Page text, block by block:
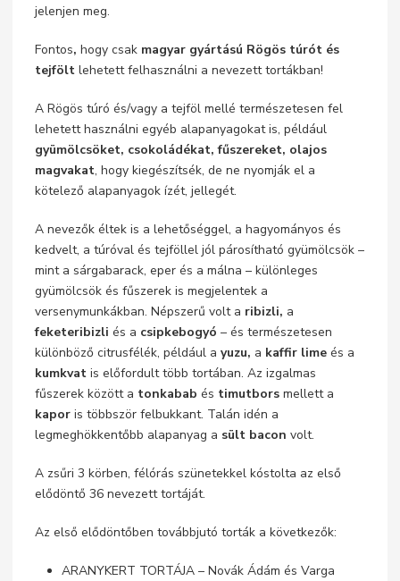
jelenjen meg.
Fontos,hogy csak magyar gyártású Rögös túrót és
tejföltlehetett felhasználni a nevezett tortákban!
A Rögös túró és/vagy a tejföl mellé természetesen fel
lehetett használni egyéb alapanyagokat is, például
gyümölcsöket, csokoládékat, fűszereket, olajos
magvakat, hogy kiegészítsék, de ne nyomják el a
kötelező alapanyagok ízét, jellegét.
A nevezők éltek is a lehetőséggel, a hagyományos és
kedvelt, a túróval és tejföllel jól párosítható gyümölcsök –
mint a sárgabarack, eper és a málna – különleges
gyümölcsök és fűszerek is megjelentek a
versenymunkákban. Népszerű volt a ribizli, a
feketeribizli és a csipkebogyó – és természetesen
különböző citrusfélék, például ayuzu, a kaffir limeés a
kumkvat is előfordult több tortában. Az izgalmas
fűszerek között a tonkabab és timutbors mellett a
kaporis többször felbukkant. Talán idén a
legmeghökkentőbb alapanyag a sült baconvolt.
A zsűri 3 körben, félórás szünetekkel kóstolta az első
elődöntő 36 nevezett tortáját.
Az első elődöntőben továbbjutó torták a következők:
ARANYKERT TORTÁJA – Novák Ádám és Varga